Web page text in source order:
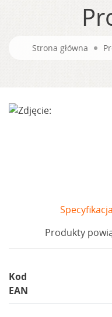
Strona główna
Specyfikacja
Produkty
Kod
EAN